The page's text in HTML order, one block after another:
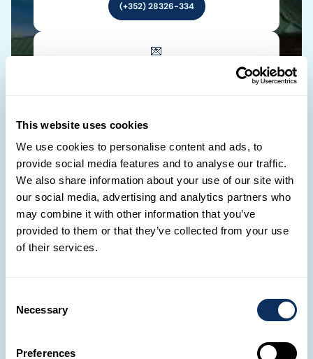
This website uses cookies
We use cookies to personalise content and ads, to
provide social media features and to analyse our traffic.
We also share information about your use of our site with
our social media, advertising and analytics partners who
may combine it with other information that you’ve
provided to them or that they’ve collected from your use
of their services.
Selection
Necessary
Preferences
(+352) 28326-334
💌
ERSTELLE DEINE REISE
Andere Arten zu reisen